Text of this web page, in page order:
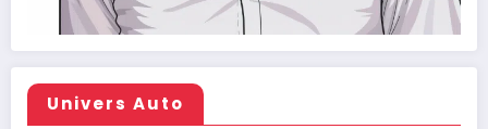
Univers Auto